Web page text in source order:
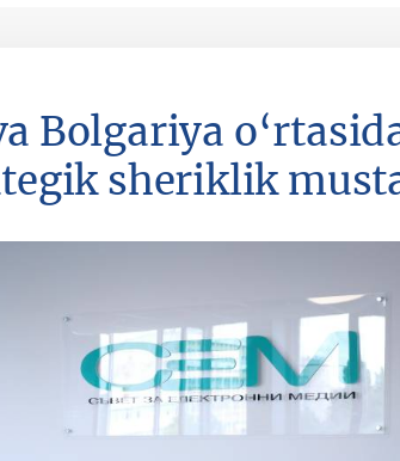
Bolgariya
sheriklik